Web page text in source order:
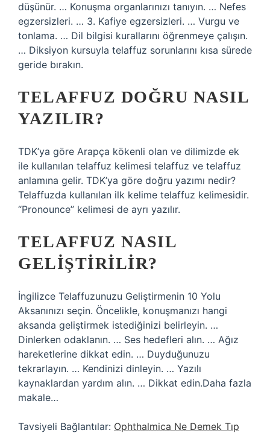
düşünür. … Konuşma organlarınızı tanıyın. … Nefes
egzersizleri. … 3. Kafiye egzersizleri. … Vurgu ve
tonlama. … Dil bilgisi kurallarını öğrenmeye çalışın.
… Diksiyon kursuyla telaffuz sorunlarını kısa sürede
geride bırakın.
TELAFFUZ DOĞRU NASIL
YAZILIR?
TDK’ya göre Arapça kökenli olan ve dilimizde ek
ile kullanılan telaffuz kelimesi telaffuz ve telaffuz
anlamına gelir. TDK’ya göre doğru yazımı nedir?
Telaffuzda kullanılan ilk kelime telaffuz kelimesidir.
“Pronounce” kelimesi de ayrı yazılır.
TELAFFUZ NASIL
GELIŞTIRILIR?
İngilizce Telaffuzunuzu Geliştirmenin 10 Yolu
Aksanınızı seçin. Öncelikle, konuşmanızı hangi
aksanda geliştirmek istediğinizi belirleyin. …
Dinlerken odaklanın. … Ses hedefleri alın. … Ağız
hareketlerine dikkat edin. … Duyduğunuzu
tekrarlayın. … Kendinizi dinleyin. … Yazılı
kaynaklardan yardım alın. … Dikkat edin.Daha fazla
makale…
Tavsiyeli Bağlantılar: Ophthalmica Ne Demek Tıp